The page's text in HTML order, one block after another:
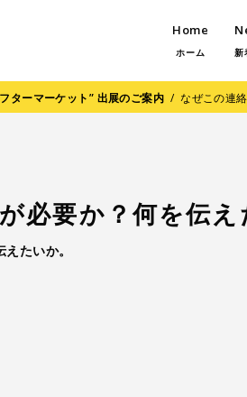
Home
ホーム 新
ターマーケット” 出展のご案内 /なぜこの連
必要か？何を伝え
たいか。